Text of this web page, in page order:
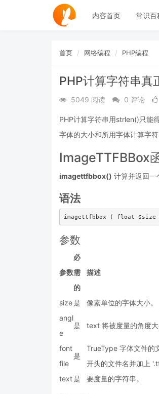
内容首页 常识百
首页 网络编程 PHP编程
PHP计算字符串真
5049 阅读 0 评论
PHP计算字符串用strlen()只能
字体的大小和所用字体计算字符
ImageTTFBBox
imagettfbbox() 计算并返回一
语法
imagettfbbox ( float
参数
参数
必
需
的
描述
size是
像素单位的字体大小。
angl
e
是 text 将被度量的角度大
font
file
是
TrueType 字体文件的
开头的文件名并加上
text是 要度量的字符串。